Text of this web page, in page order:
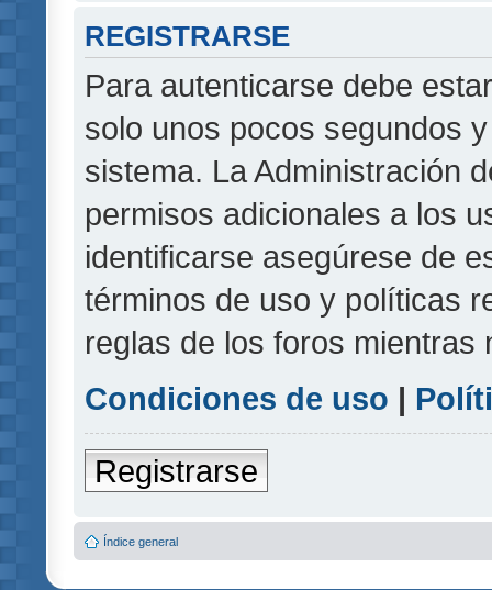
REGISTRARSE
Para autenticarse debe
solo unos pocos segundos
sistema. La Administración
permisos adicionales a los
identificarse asegúrese de
términos de uso y políticas
reglas de los foros mientras
Condiciones de uso |
Registrarse
Índice general